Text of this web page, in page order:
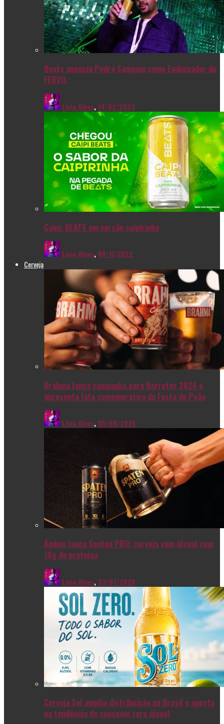
Beats anuncia Pedro Sampaio como Embaixador do
FERVO.
Livia Alves,14/02/2023
Caipi: BEATS em versão caipirinha
Livia Alves, 08/11/2022
Cerveja
Brahma lança campanha para Barretos 2026 e
apresenta lata comemorativa da Festa do Peão
Livia Alves, 05/08/2026
Ambev lança Spaten PRO: cerveja sem álcool com
10g de proteína
Livia Alves, 23/07/2026
Cerveja Sol amplia distribuição no Brasil e aposta
na tendência de consumo zero álcool